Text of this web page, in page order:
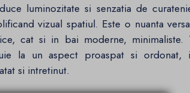
luminozitate si senzatia de
vizual spatiul. Este o nuanta
cat si in bai moderne, minimaliste.
la un aspect proaspat si
si intretinut.